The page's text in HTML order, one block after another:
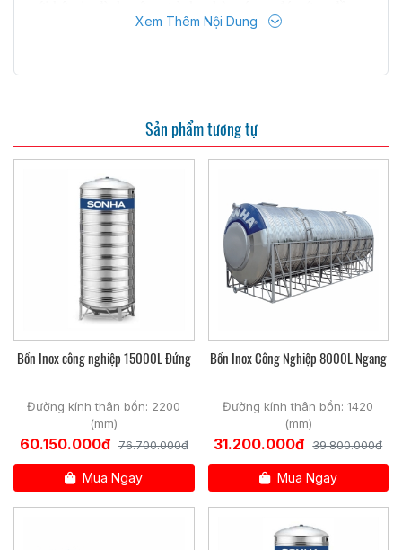
đủ mọi nhu cầu khách hàng.
inox cao cấp Sus 304 với độ bền cao, cách nhiệt tốt,
Sản phẩm đảm bảo nguồn nước luôn được sạch sẽ hạn
chế việc bám cặn, rêu. Đặc biệt rất dễ để vệ sinh với
phương pháp xả đáy giúp xả hoàn toàn rác và cặn
lắng trong bể.
Chất liệu thép không rỉ Sus 304 với thành phần: 7%
niken, 16% crom và 0,08% carbon. Điều này đảm bảo
không bị ăn mòn, không bị nhiễm từ, có tình mềm dẻo
và rất dễ uốn và hàn. Do vậy chất liệu này được ứng
dụng khá nhiều vào trong đời sống.
ngang Sơn Hà
Thông số kỹ thuật bồn inox công nghiệp 30m3 ngang
Phân loại bồn inox công nghiệp:
Sơn Hà được phân loại theo
Xem Thêm Nội Dung
Sản phẩm tương tự
Bồn Inox công nghiệp 15000L Đứng
Đường kính thân bồn: 2200
(mm)
60.150.000đ 76.700.000đ
Mua Ngay
Bồn Inox Công Nghiệp 8000L Ngang
Đường kính thân bồn: 1420
(mm)
31.200.000đ 39.800.000đ
Mua Ngay